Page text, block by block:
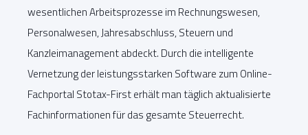
wesentlichen Arbeitsprozesse im Rechnungswesen,
Personalwesen, Jahresabschluss, Steuern und
Kanzleimanagement abdeckt. Durch die intelligente
Vernetzung der leistungsstarken Software zum Online-
Fachportal Stotax-First erhält man täglich aktualisierte
Fachinformationen für das gesamte Steuerrecht.